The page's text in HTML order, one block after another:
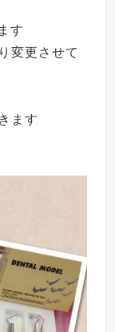
す
変更させて
ます